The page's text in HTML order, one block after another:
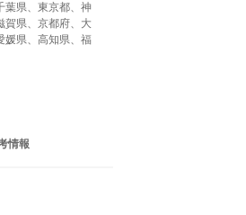
葉県、東京都、神
賀県、京都府、大
媛県、高知県、福
情報